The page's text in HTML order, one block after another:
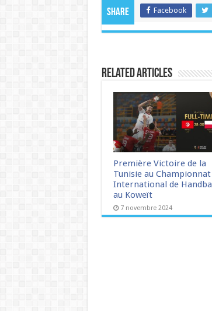
Share Facebook
Related Articles
Première Victoire de la
Tunisie au Championnat
International de Handball
au Koweït
7 novembre 2024